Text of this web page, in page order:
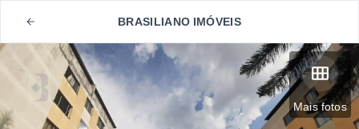
BRASILIANO IMÓVEIS
Mais fotos